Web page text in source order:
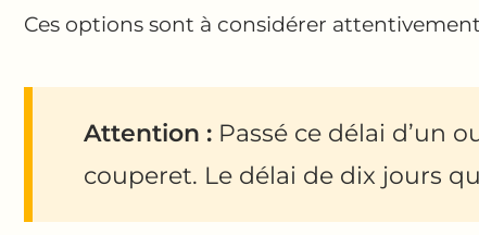
Ces options sont à considérer
Attention : Passé ce délai d’un
couperet. Le délai de dix jours